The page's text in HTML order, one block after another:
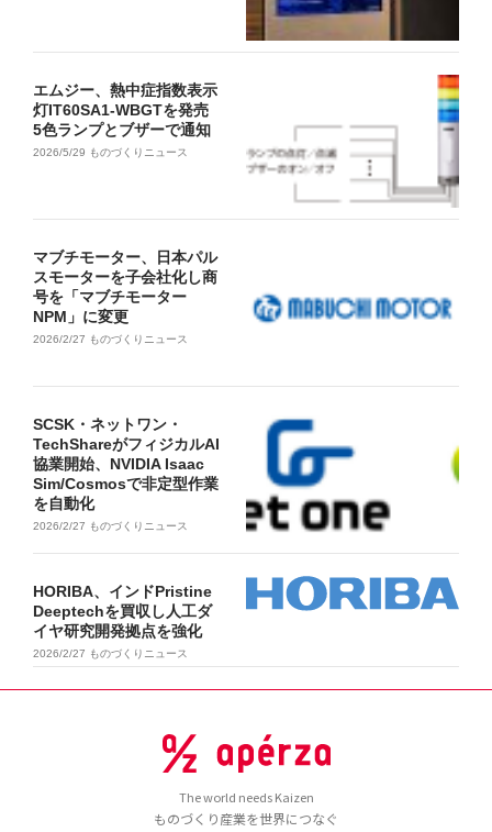
エムジー、熱中症指数表示
灯IT60SA1-WBGTを発売
5色ランプとブザーで通知
2026/5/29 ものづくりニュース
マブチモーター、日本パル
スモーターを子会社化し商
号を「マブチモーター
NPM」に変更
2026/2/27 ものづくりニュース
SCSK・ネットワン・
TechShareがフィジカルAI
協業開始、NVIDIA Isaac
Sim/Cosmosで非定型作業
を自動化
2026/2/27 ものづくりニュース
HORIBA、インドPristine
Deeptechを買収し人工ダ
イヤ研究開発拠点を強化
2026/2/27 ものづくりニュース
The world needs Kaizen
ものづくり産業を世界につなぐ